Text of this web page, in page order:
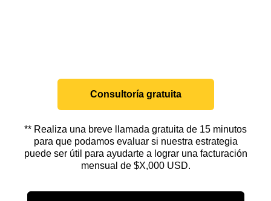
Consultoría gratuita
** Realiza una breve llamada gratuita de 15 minutos
para que podamos evaluar si nuestra estrategia
puede ser útil para ayudarte a lograr una facturación
mensual de $X,000 USD.